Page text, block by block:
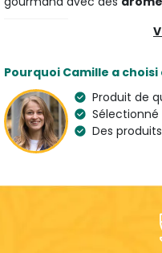
Tous nos Cafés Moulus
Variété
100 % Arabica
Suggestion de
Pourquoi Camille a
Produit de
Des